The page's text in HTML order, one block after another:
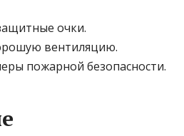
очки.
вентиляцию.
пожарной безопасности.